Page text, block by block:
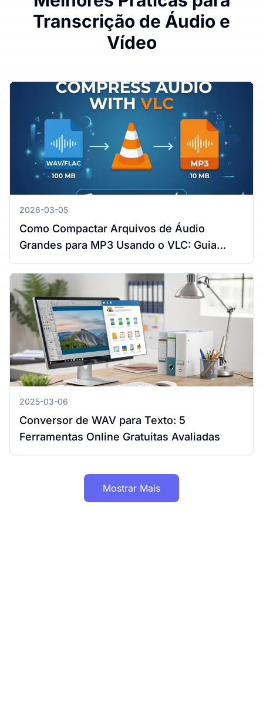
Transcrição de Áudio e
Vídeo
2026-03-05
Como Compactar Arquivos de Áudio
Grandes para MP3 Usando o VLC: Guia
Completo para Windows e Mac
2025-03-06
Conversor de WAV para Texto: 5
Ferramentas Online Gratuitas Avaliadas
Mostrar Mais